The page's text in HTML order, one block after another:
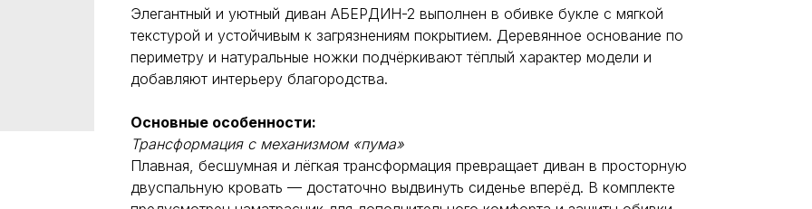
Элегантный и уютный диван АБЕРДИН-2 выполнен в обивке букле с мягкой
текстурой и устойчивым к загрязнениям покрытием. Деревянное основание по
периметру и натуральные ножки подчёркивают тёплый характер модели и
добавляют интерьеру благородства.
Основные особенности:
Трансформация с механизмом «пума»
Плавная, бесшумная и лёгкая трансформация превращает диван в просторную
двуспальную кровать — достаточно выдвинуть сиденье вперёд. В комплекте